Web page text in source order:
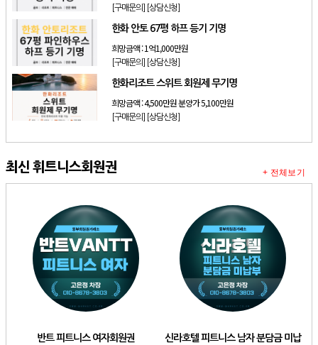
[구매문의] [상담신청]
한화 안토 67평 하프 등기 기명
희망금액 :1억1,000만원
[구매문의] [상담신청]
한화리조트 스위트 회원제 무기명
희망금액 :4,500만원 분양가 5,100만원
[구매문의] [상담신청]
최신 휘트니스회원권
반트 피트니스 여자회원권 신라호텔 피트니스 남자 분담금 미납
+ 전체보기